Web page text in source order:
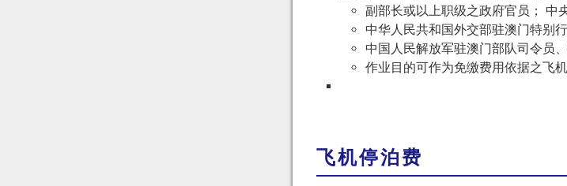
副部长或以上职级之政府官员； 中
中华人民共和国外交部驻澳门特别
中国人民解放军驻澳门部队司令员
作业目的可作为免缴费用依据之飞
飞机停泊费